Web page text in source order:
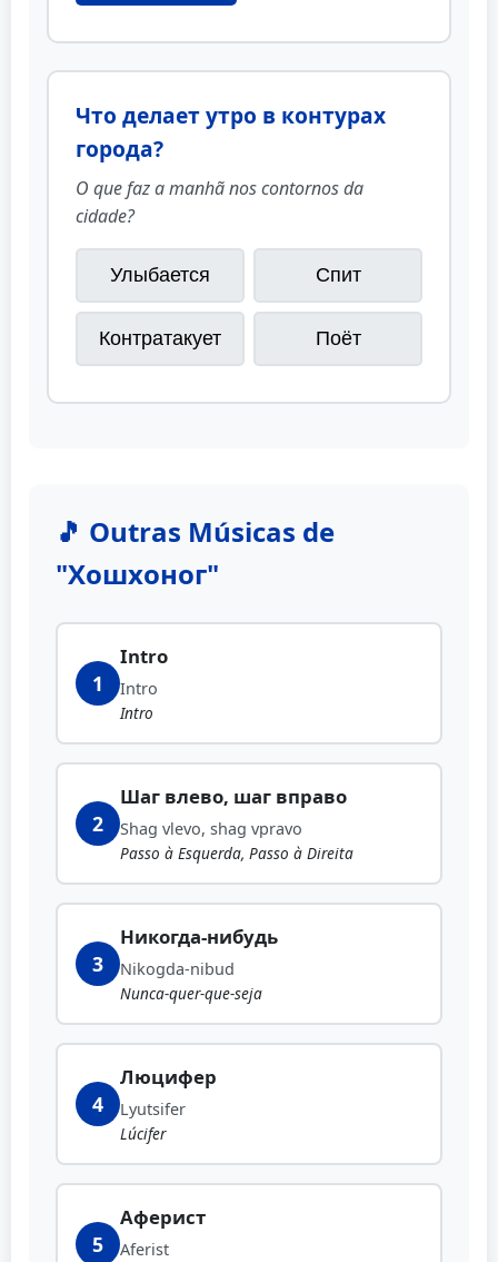
Что делает утро в контурах
города?
O que faz a manhã nos contornos da
cidade?
Улыбается Спит
Контратакует Поёт
🎵 Outras Músicas de
"Хошхоног"
1
Intro
Intro
Intro
2
Шаг влево, шаг вправо
Shag vlevo, shag vpravo
Passo à Esquerda, Passo à Direita
3
Никогда-нибудь
Nikogda-nibud
Nunca-quer-que-seja
4
Люцифер
Lyutsifer
Lúcifer
5
Аферист
Aferist